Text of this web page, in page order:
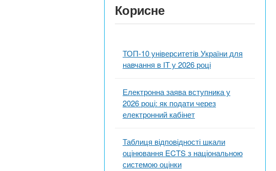
Корисне
ТОП-10 університетів України для
навчання в ІТ у 2026 році
Електронна заява вступника у
2026 році: як подати через
електронний кабінет
Таблиця відповідності шкали
оцінювання ECTS з національною
системою оцінки